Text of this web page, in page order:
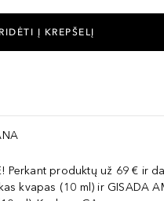
Į KREPŠELĮ
Perkant produktų už 69 € ir
kvapas (10 ml) ir GISADA